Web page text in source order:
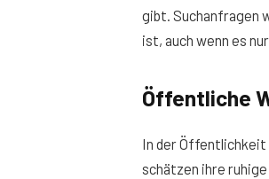
gibt. Suchanfragen
ist, auch wenn es
Öffentliche
In der Öffentlichkeit
schätzen ihre